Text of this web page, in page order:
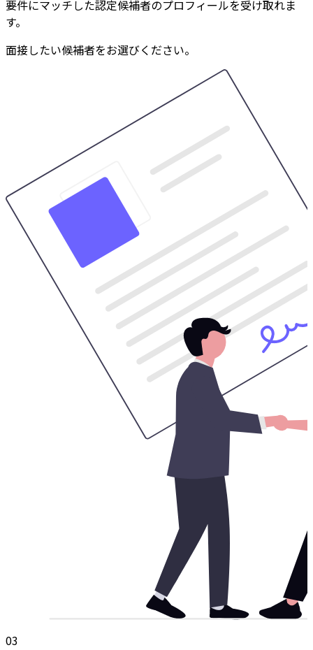
要件にマッチした認定候補者のプロフィールを受け取れま
す。
面接したい候補者をお選びください。
03